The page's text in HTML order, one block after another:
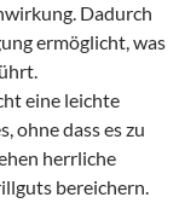
Dadurch
ermöglicht, was
eine leichte
ohne dass es zu
herrliche
bereichern.